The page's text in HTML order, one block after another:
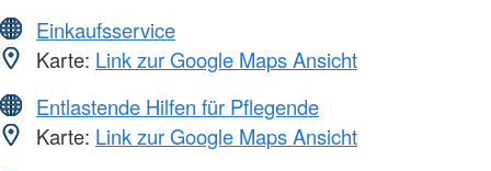
Einkaufsservice
Karte: Link zur Google Maps Ansicht
Entlastende Hilfen für Pflegende
Karte: Link zur Google Maps Ansicht